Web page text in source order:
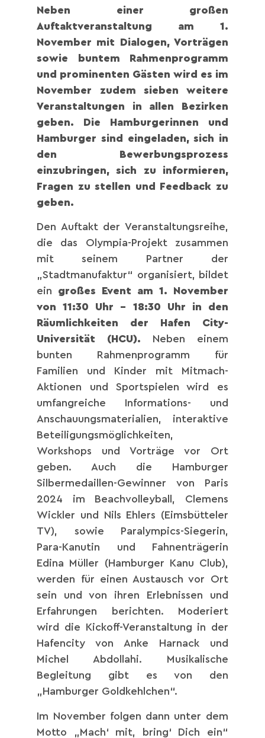
Neben einer großen
Auftaktveranstaltung am 1.
November mit Dialogen, Vorträgen
sowie buntem Rahmenprogramm
und prominenten Gästen wird es im
November zudem sieben weitere
Veranstaltungen in allen Bezirken
geben. Die Hamburgerinnen und
Hamburger sind eingeladen, sich in
den Bewerbungsprozess
einzubringen, sich zu informieren,
Fragen zu stellen und Feedback zu
geben.
Den Auftakt der Veranstaltungsreihe,
die das Olympia-Projekt zusammen
mit seinem Partner der
„Stadtmanufaktur“ organisiert, bildet
ein großes Event am 1. November
von 11:30 Uhr – 18:30 Uhr in den
Räumlichkeiten der Hafen City-
Universität (HCU). Neben einem
bunten Rahmenprogramm für
Familien und Kinder mit Mitmach-
Aktionen und Sportspielen wird es
umfangreiche Informations- und
Anschauungsmaterialien, interaktive
Beteiligungsmöglichkeiten,
Workshops und Vorträge vor Ort
geben. Auch die Hamburger
Silbermedaillen-Gewinner von Paris
2024 im Beachvolleyball, Clemens
Wickler und Nils Ehlers (Eimsbütteler
TV), sowie Paralympics-Siegerin,
Para-Kanutin und Fahnenträgerin
Edina Müller (Hamburger Kanu Club),
werden für einen Austausch vor Ort
sein und von ihren Erlebnissen und
Erfahrungen berichten. Moderiert
wird die Kickoff-Veranstaltung in der
Hafencity von Anke Harnack und
Michel Abdollahi. Musikalische
Begleitung gibt es von den
„Hamburger Goldkehlchen“.
Im November folgen dann unter dem
Motto „Mach‘ mit, bring‘ Dich ein“